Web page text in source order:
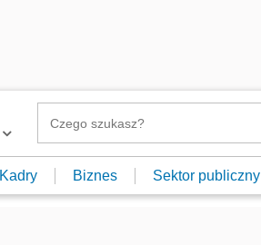
Kadry Biznes Sektor publiczny